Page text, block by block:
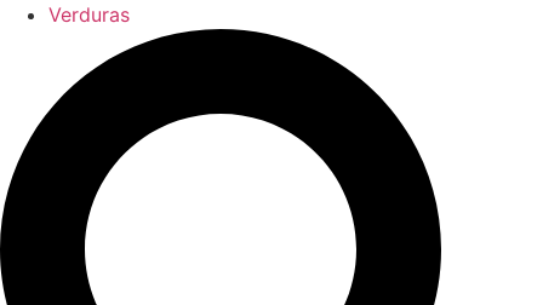
Verduras